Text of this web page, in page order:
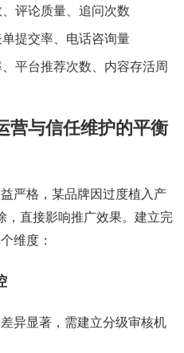
评论质量、追问次数
提交率、电话咨询量
平台推荐次数、内容存活周
营与信任维护的平衡
严格，某品牌因过度植入产
，直接影响推广效果。建立完
维度：
异显著，需建立分级审核机